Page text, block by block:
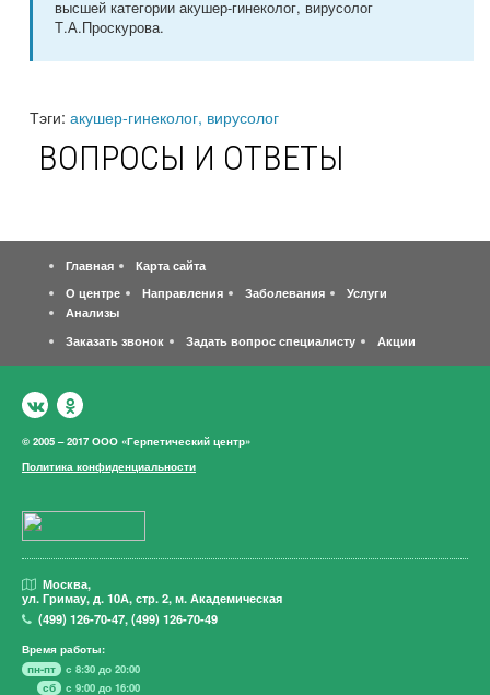
высшей категории акушер-гинеколог, вирусолог
Т.А.Проскурова.
Тэги: акушер-гинеколог, вирусолог
ВОПРОСЫ И ОТВЕТЫ
Главная
Карта сайта
О центре
Направления Заболевания
Услуги
Анализы
Заказать звонок
Задать вопрос специалисту Акции
© 2005 – 2017 ООО «Герпетический центр»
Политика конфиденциальности
Москва,
ул. Гримау, д. 10А, стр. 2, м. Академическая
(499)126-70-47,(499)126-70-49
Время работы:
пн-пт
с 8:30 до 20:00
сб
с 9:00 до 16:00